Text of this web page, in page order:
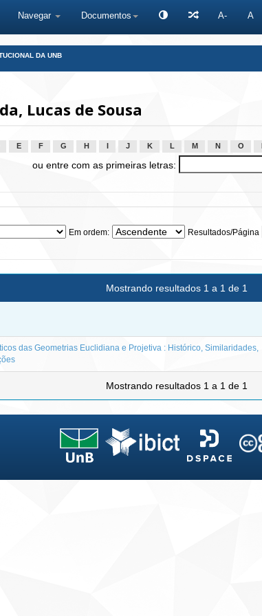
Navegar Documentos A- A
DA UNB
Lucas de Sousa
E F G H J K L M N O
ou entre com as primeiras letras:
Em ordem: Resultados/Página
Mostrando resultados 1 a 1 de 1
das Geometrias Euclidiana e Projetiva : Histórico, Similaridades,
Mostrando resultados 1 a 1 de 1